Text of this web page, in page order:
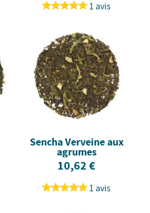
1 avis
Sencha Verveine aux
agrumes
10,62 €
1 avis